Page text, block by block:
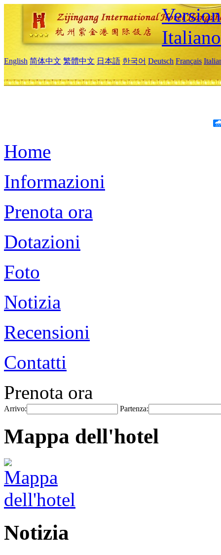
Italiano
English 简体中文 繁體中文 日本語 한국어 Deutsch Français
Home
Informazioni
Prenota ora
Dotazioni
Foto
Notizia
Recensioni
Contatti
Prenota ora
Arrivo: Partenza:
Mappa dell'hotel
Notizia